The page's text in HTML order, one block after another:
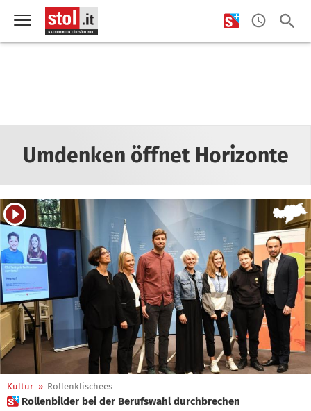
Umdenken öffnet Horizonte
Kultur » Rollenklischees
 Rollenbilder bei der Berufswahl durchbrechen